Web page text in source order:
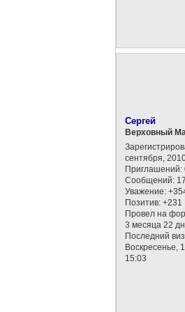
Сергей
Верховный
сентября,
Приглашений:
Сообщений:
Уважение:
Позитив: +231
Провел на
3 месяца 22
Последний
Воскресенье,
15:03